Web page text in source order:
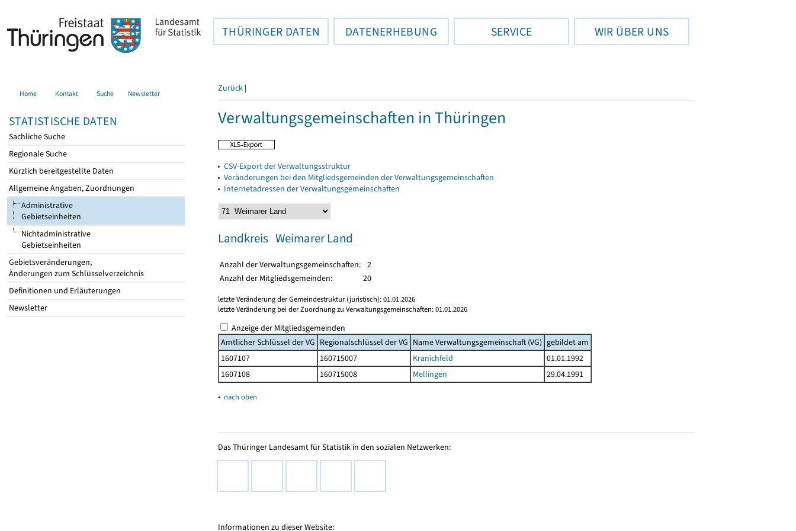
THÜRINGER DATEN DATENERHEBUNG SERVICE WIR ÜBER UNS
Home Kontakt Suche Newsletter
STATISTISCHE DATEN
Sachliche Suche
Regionale Suche
Kürzlich bereitgestellte Daten
Allgemeine Angaben, Zuordnungen
Administrative
Gebietseinheiten
Nichtadministrative
Gebietseinheiten
Gebietsveränderungen,
Änderungen zum Schlüsselverzeichnis
Definitionen und Erläuterungen
Newsletter
Zurück |
Verwaltungsgemeinschaften in Thüringen
▸ CSV-Export der Verwaltungsstruktur
▸ Veränderungen bei den Mitgliedsgemeinden der Verwaltungsgemeinschaften
▸ Internetadressen der Verwaltungsgemeinschaften
Landkreis Weimarer Land
Anzahl der Verwaltungsgemeinschaften: 2
Anzahl der Mitgliedsgemeinden:
20
letzte Veränderung der Gemeindestruktur (juristisch): 01.01.2026
letzte Veränderung bei der Zuordnung zu Verwaltungsgemeinschaften: 01.01.2026
Anzeige der Mitgliedsgemeinden
Amtlicher Schlüssel der VG Regionalschlüssel der VG Name Verwaltungsgemeinschaft (VG) gebildet am
1607107
160715007 Kranichfeld
01.01.1992
1607108
160715008 Mellingen
29.04.1991
▴ nach oben
Das Thüringer Landesamt für Statistik in den sozialen Netzwerken:
Informationen zu dieser Website: